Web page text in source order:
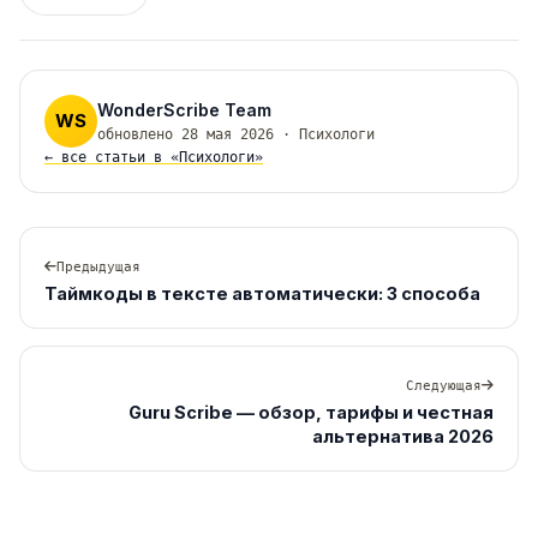
WS WonderScribe Team
обновлено 28 мая 2026 · Психологи
← все статьи в «Психологи»
Предыдущая
Таймкоды в тексте автоматически: 3 способа
Следующая
Guru Scribe — обзор, тарифы и честная
альтернатива 2026